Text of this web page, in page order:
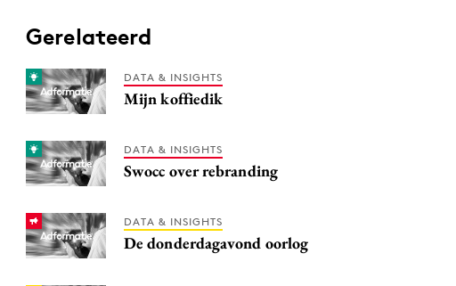
Gerelateerd
DATA & INSIGHTS
Mijn koffiedik
DATA & INSIGHTS
Swocc over rebranding
DATA & INSIGHTS
De donderdagavond oorlog